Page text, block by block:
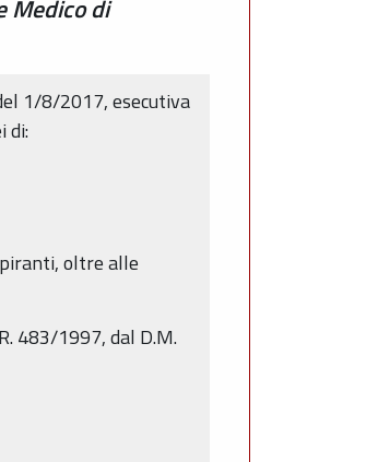
Medico di
1/8/2017, esecutiva
di:
oltre alle
483/1997, dal D.M.